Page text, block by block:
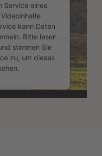
Service eines
kann Daten
Bitte lesen
stimmen Sie
zu, um dieses